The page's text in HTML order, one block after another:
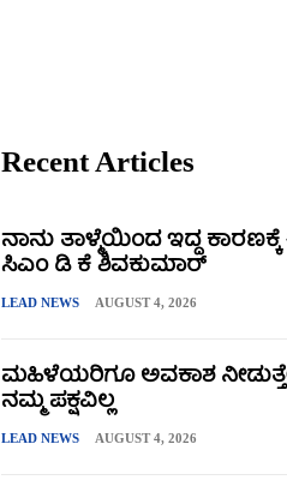
Recent Articles
ನಾನು ತಾಳ್ಮೆಯಿಂದ ಇದ್ದ ಕಾರಣಕ್ಕೆ
ಸಿಎಂ ಡಿ ಕೆ ಶಿವಕುಮಾರ್
LEAD NEWS AUGUST 4, 2026
ಮಹಿಳೆಯರಿಗೂ ಅವಕಾಶ
ನಮ್ಮ ಪಕ್ಷವಿಲ್ಲ
LEAD NEWS AUGUST 4, 2026